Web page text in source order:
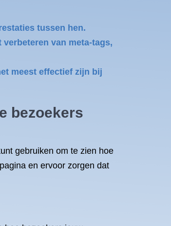
tussen hen.
van meta-tags,
meest effectief zijn bij
bezoekers
gebruiken om te zien hoe
en ervoor zorgen dat